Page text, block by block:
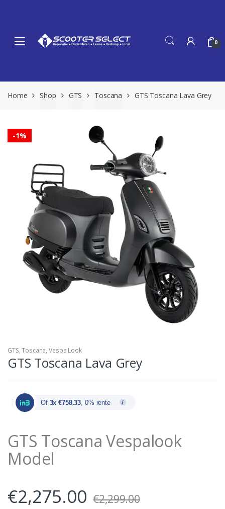
0
Home Shop GTS Toscana GTS Toscana Lava Grey
-1%
GTS,Toscana,Vespa Look
GTS Toscana Lava Grey
Of 3x €758.33, 0% rente
GTS Toscana Vespalook
Model
€2,275.00 €2,299.00